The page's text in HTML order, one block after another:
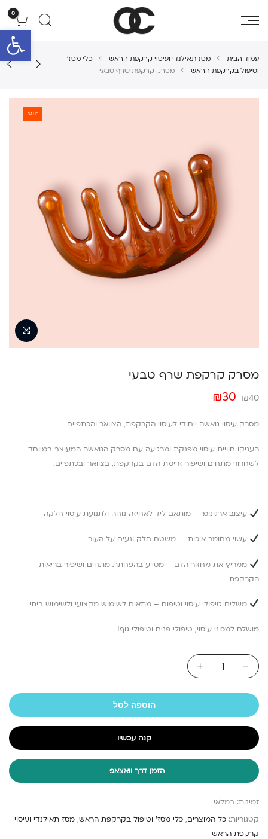
פתח
0
עמוד הבית מסז תאילנדי ועיסוי קרקפת הראש
כלי מסז'
וטיפול בקרקפת הראש
מסרק קרקפת שרף טבעי
SALE
מסרק קרקפת שרף טבעי
₪40
המחיר
היה:
₪30
הוא:
מסרק עיסוי גואשה ייחודי לעיסוי הקרקפת, הצוואר והכתפיים
העניקו חוויית עיסוי מפנקת ומרגיעה עם מסרק הגואשה המעוצב במיוחד
לשחרור מתחים ושיפור זרימת הדם בקרקפת, בצוואר ובכתפיים.
עיצוב ארגונומי – מותאם ליד לאחיזה נוחה ולתנועת עיסוי חלקה
עשוי מחומר איכותי – משטח חלק ונעים על העור
ממריץ את מחזור הדם – מסייע בהפחתת מתחים ושיפור בריאות
הקרקפת
משלים טיפולי עיסוי וטיפוח – מתאים לשימוש מקצועי ולשימוש ביתי
מושלם למכוני עיסוי, טיפולי פנים וטיפולי גוף!
הוספה לסל
קנה עכשיו
הזמן דרך וואצאפ
זמינות: במלאי
קטגוריות: כל המוצרים, כלי מסז' וטיפול בקרקפת הראש, מסז תאילנדי ועיסוי
קרקפת הראש